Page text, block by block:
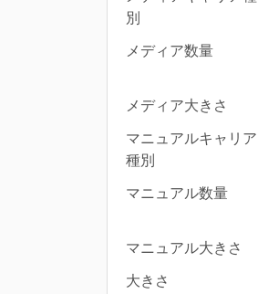
別
メディア数量
メディア大きさ
マニュアルキャリア
種別
マニュアル数量
マニュアル大きさ
大きさ